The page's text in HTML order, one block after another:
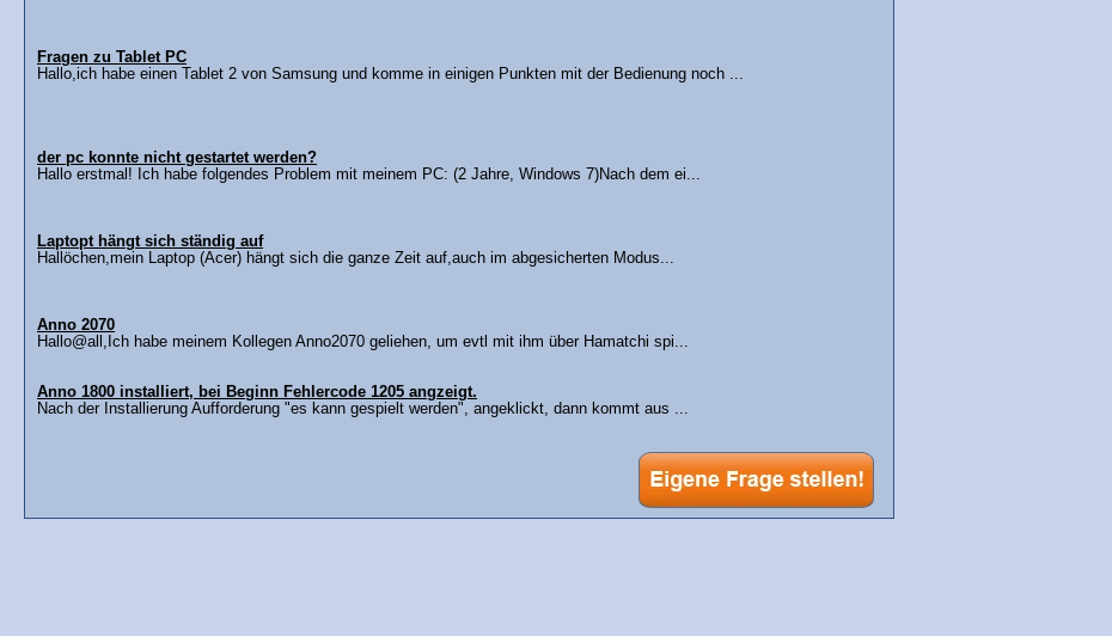
Fragen zu Tablet PC
Hallo,ich habe einen Tablet 2 von Samsung und komme in einigen Punkten mit der Bedienung noch ...
der pc konnte nicht gestartet werden?
Hallo erstmal! Ich habe folgendes Problem mit meinem PC: (2 Jahre, Windows 7)Nach dem ei...
Laptopt hängt sich ständig auf
Hallöchen,mein Laptop (Acer) hängt sich die ganze Zeit auf,auch im abgesicherten Modus...
Anno 2070
Hallo@all,Ich habe meinem Kollegen Anno2070 geliehen, um evtl mit ihm über Hamatchi spi...
Anno 1800 installiert, bei Beginn Fehlercode 1205 angzeigt.
Nach der Installierung Aufforderung "es kann gespielt werden", angeklickt, dann kommt aus ...